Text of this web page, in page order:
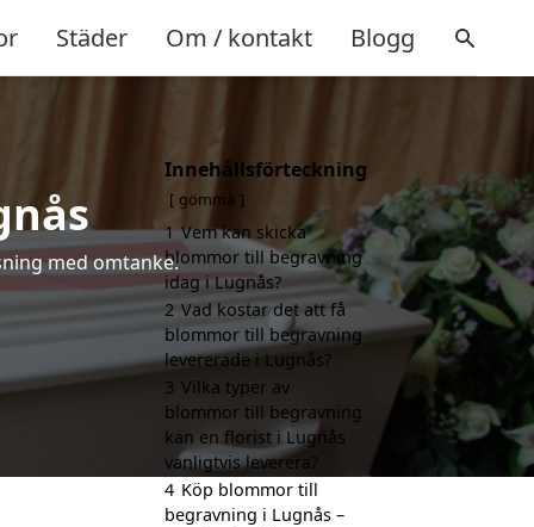
Städer Om / kontakt Blogg
med omtanke.
Innehållsförteckning
gömma
1 Vem kan skicka
blommor till begravning
idag i Lugnås?
2 Vad kostar det att få
blommor till begravning
levererade i Lugnås?
3 Vilka typer av
blommor till begravning
kan en florist i Lugnås
vanligtvis leverera?
4 Köp blommor till
begravning i Lugnås –